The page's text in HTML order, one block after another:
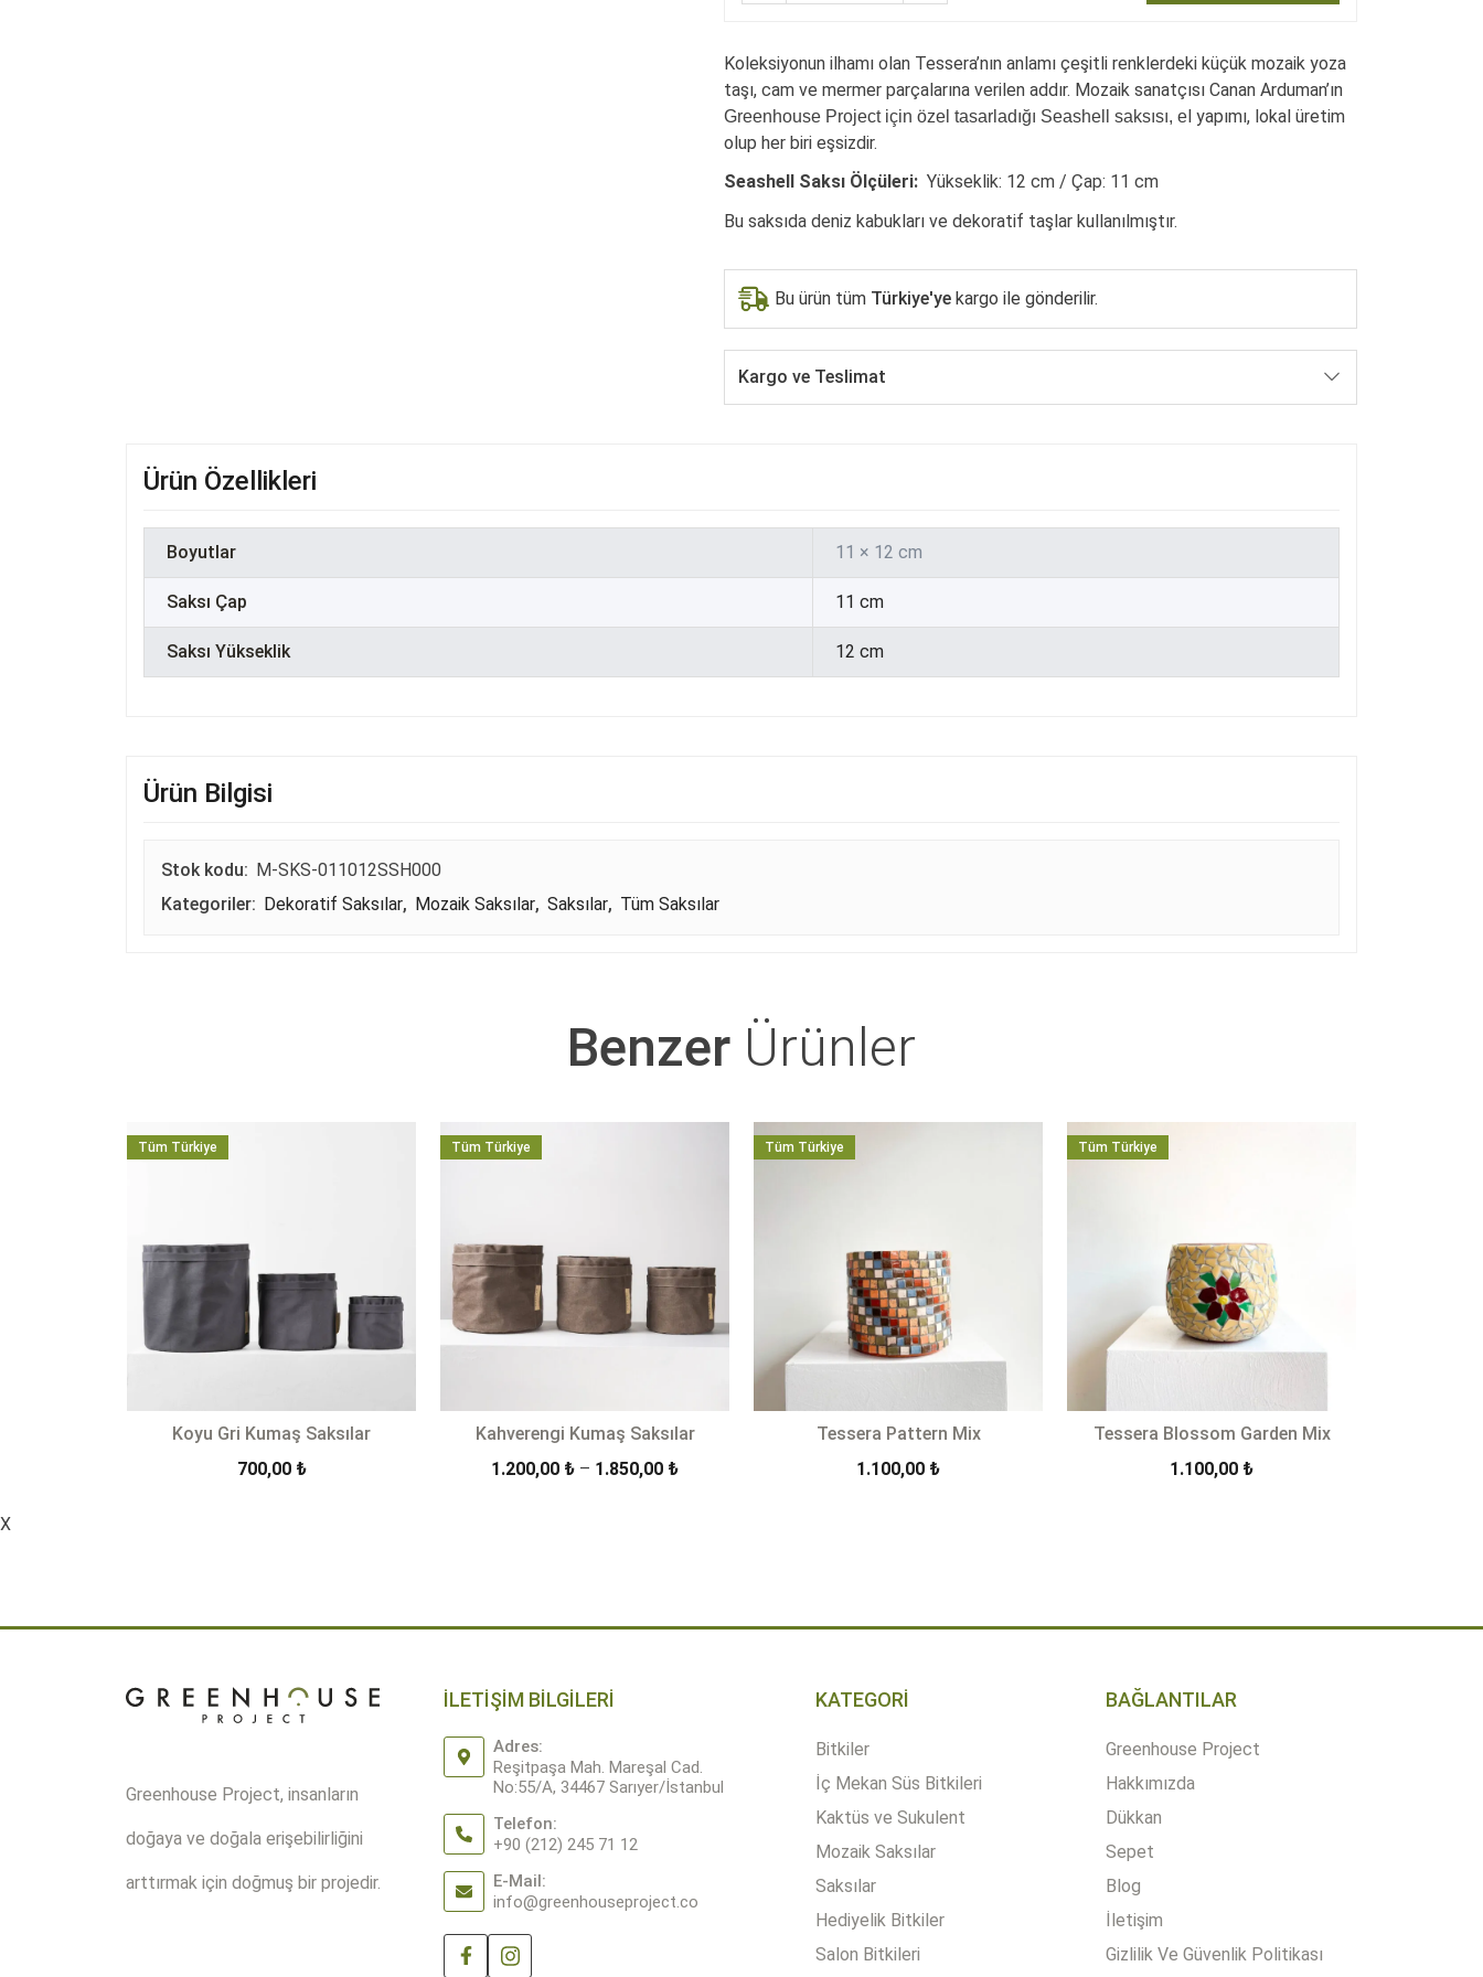
Koleksiyonun ilhamı olan Tessera’nın anlamı çeşitli renklerdeki küçük mozaik yoza
taşı, cam ve mermer parçalarına verilen addır. Mozaik sanatçısı Canan Arduman’ın
Greenhouse Project için özel tasarladığı Seashell saksısı, e l yapımı, lokal üretim
olup her biri eşsizdir.
Seashell Saksı Ölçüleri:Yükseklik: 12 cm / Çap: 11 cm
Bu saksıda deniz kabukları ve dekoratif taşlar kullanılmıştır.
Bu ürün tüm Türkiye'ye kargo ile gönderilir.
Kargo ve Teslimat
Ürün Özellikleri
Boyutlar 11 × 12 cm
Saksı Çap 11 cm
Saksı Yükseklik 12 cm
Ürün Bilgisi
Stok kodu: M-SKS-011012SSH000
Kategoriler: Dekoratif Saksılar, Mozaik Saksılar, Saksılar, Tüm Saksılar
Benzer Ürünler
Tüm Türkiye
Koyu Gri Kumaş Saksılar
700,00 ₺
Tüm Türkiye
Kahverengi Kumaş Saksılar
1.200,00 ₺ – 1.850,00 ₺Fiyat
Tüm Türkiye
Tessera Pattern Mix
1.100,00 ₺
Tüm Türkiye
Tessera Blossom Garden Mix
1.100,00 ₺
X
Greenhouse Project, insanların
doğaya ve doğala erişebilirliğini
arttırmak için doğmuş bir projedir.
İLETİŞİM BİLGİLERİ
Adres:
Reşitpaşa Mah. Mareşal Cad.
No:55/A, 34467 Sarıyer/İstanbul
Telefon:
+90 (212) 245 71 12
E-Mail:
info@greenhouseproject.co
KATEGORİ
Bitkiler
İç Mekan Süs Bitkileri
Kaktüs ve Sukulent
Mozaik Saksılar
Saksılar
Hediyelik Bitkiler
Salon Bitkileri
BAĞLANTILAR
Greenhouse Project
Hakkımızda
Dükkan
Sepet
Blog
İletişim
Gizlilik Ve Güvenlik Politikası